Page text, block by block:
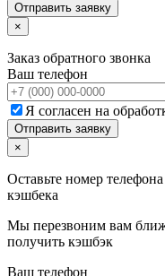
×
Заказ обратного звонка
Ваш телефон
Я согласен на
×
Оставьте номер
кэшбека
Мы перезвоним вам
получить кэшбэк
Ваш телефон